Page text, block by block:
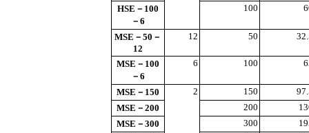
HSE－100
－6
100
MSE－50－
12
12 50
MSE－100
－6
6 100
MSE－150 2 150
MSE－200
200
MSE－300
300